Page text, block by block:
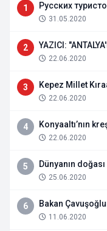
1 Русских
31.05.2020
2 YAZICI:
22.06.2020
3 Kepez Millet
22.06.2020
4 Konyaaltı’nın
22.06.2020
5 Dünyanın
25.06.2020
6 Bakan
11.06.2020